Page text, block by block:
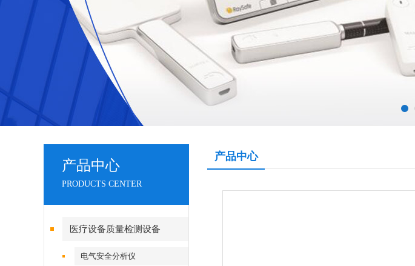
产品中心
PRODUCTS CENTER
医疗设备质量检测设备
电气安全分析仪
产品中心